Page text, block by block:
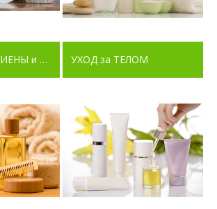
СРЕДСТВА ГИГИЕНЫ и ЛИЧНОГО КОМФОРТА УХОД за ТЕЛОМ